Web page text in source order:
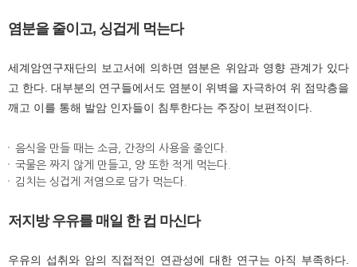
염분을 줄이고, 싱겁게 먹는다
세계암연구재단의 보고서에 의하면 염분은 위암과 영향 관계가 있다
고 한다. 대부분의 연구들에서도 염분이 위벽을 자극하여 위 점막층을
깨고 이를 통해 발암 인자들이 침투한다는 주장이 보편적이다.
음식을 만들 때는 소금, 간장의 사용을 줄인다.
국물은 짜지 않게 만들고, 양 또한 적게 먹는다.
김치는 싱겁게 저염으로 담가 먹는다.
저지방 우유를 매일 한 컵 마신다
우유의 섭취와 암의 직접적인 연관성에 대한 연구는 아직 부족하다.